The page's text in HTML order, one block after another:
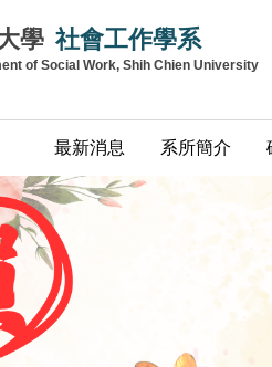
學 社會工作學系
of Social Work, Shih Chien University
最新消息 系所簡介